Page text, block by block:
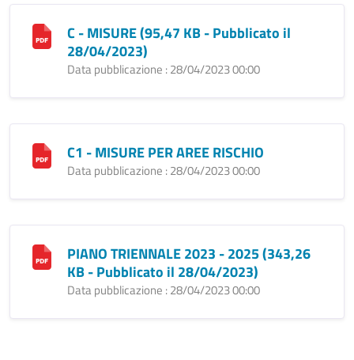
C - MISURE (95,47 KB - Pubblicato il
28/04/2023)
Data pubblicazione : 28/04/2023 00:00
C1 - MISURE PER AREE RISCHIO
Data pubblicazione : 28/04/2023 00:00
PIANO TRIENNALE 2023 - 2025 (343,26
KB - Pubblicato il 28/04/2023)
Data pubblicazione : 28/04/2023 00:00